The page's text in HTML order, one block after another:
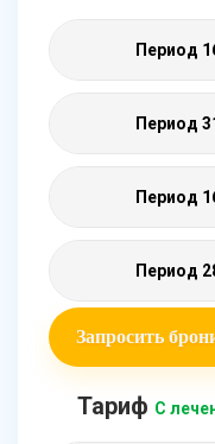
Период
Период
Период
Период
Запросить
Тариф С